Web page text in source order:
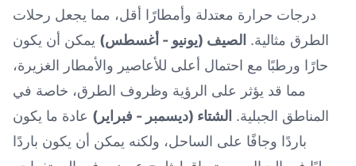
درجات حرارة معتدلة وأمطارًا أقل، مما يجعل رحلات
الطرق مثالية. الصيف (يونيو - أغسطس) يمكن أن يكون
حارًا ورطبًا مع احتمال أعلى للأعاصير والأمطار الغزيرة،
مما قد يؤثر على الرؤية وظروف الطرق، خاصة في
المناطق الجبلية. الشتاء (ديسمبر - فبراير) عادة ما يكون
باردًا وجافًا على الساحل، ولكنه يمكن أن يكون باردًا